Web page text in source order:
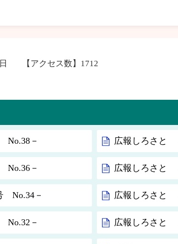
【アクセス数】 1712
No.38－ 広報しろさと
No.36－ 広報しろさと
No.34－ 広報しろさと
No.32－ 広報しろさと